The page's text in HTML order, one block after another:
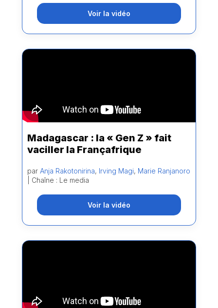
Voir la vidéo
Madagascar : la « Gen Z » fait
vaciller la Françafrique
par Anja Rakotonirina, Irving Magi, Marie Ranjanoro
| Chaîne : Le media
Voir la vidéo